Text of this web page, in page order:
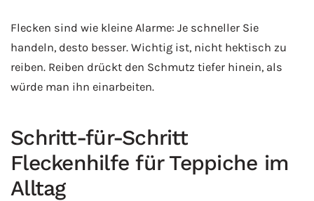
Flecken sind wie kleine Alarme: Je schneller Sie
handeln, desto besser. Wichtig ist, nicht hektisch zu
reiben. Reiben drückt den Schmutz tiefer hinein, als
würde man ihn einarbeiten.
Schritt-für-Schritt
Fleckenhilfe für Teppiche im
Alltag